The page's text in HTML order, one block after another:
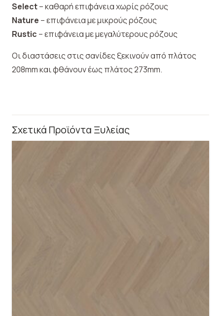
Select– καθαρή επιφάνεια χωρίς ρόζους
Nature – επιφάνεια με μικρούς ρόζους
Rustic – επιφάνεια με μεγαλύτερους ρόζους
Οι διαστάσεις στις σανίδες ξεκινούν από πλάτος
208mm και φθάνουν έως πλάτος 273mm.
Σχετικά Προϊόντα Ξυλείας